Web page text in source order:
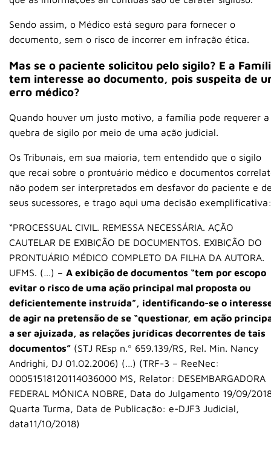
Sendo assim, o Médico está seguro para fornecer o
documento, sem o risco de incorrer em infração ética.
Mas se o paciente solicitou pelo sigilo? E a
tem interesse ao documento, pois suspeita de
erro médico?
Quando houver um justo motivo, a família pode requerer a
quebra de sigilo por meio de uma ação judicial.
Os Tribunais, em sua maioria, tem entendido que o sigilo
que recai sobre o prontuário médico e documentos
não podem ser interpretados em desfavor do paciente e
seus sucessores, e trago aqui uma decisão
“PROCESSUAL CIVIL. REMESSA NECESSÁRIA. AÇÃO
CAUTELAR DE EXIBIÇÃO DE DOCUMENTOS. EXIBIÇÃO DO
PRONTUÁRIO MÉDICO COMPLETO DA FILHA DA AUTORA.
UFMS. (…) – A exibição de documentos “tem por escopo
evitar o risco de uma ação principal mal proposta ou
deficientemente instruída”, identificando-se o
de agir na pretensão de se “questionar, em ação
a ser ajuizada, as relações jurídicas decorrentes de tais
documentos” (STJ REsp n.º 659.139/RS, Rel. Min. Nancy
Andrighi, DJ 01.02.2006) (…) (TRF-3 – ReeNec:
00051518120114036000 MS, Relator: DESEMBARGADORA
FEDERAL MÔNICA NOBRE, Data do Julgamento 19/09/
Quarta Turma, Data de Publicação: e-DJF3 Judicial,
data11/10/2018)